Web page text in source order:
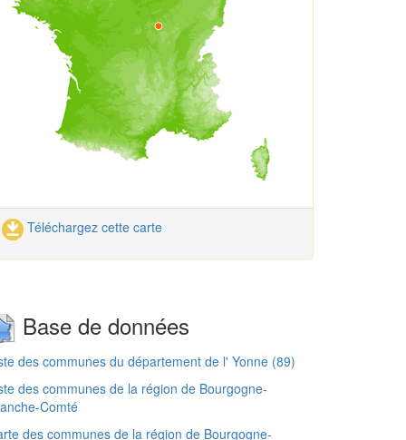
Téléchargez cette carte
Base de données
des communes du département de l' Yonne (89)
des communes de la région de Bourgogne-
Comté
des communes de la région de Bourgogne-